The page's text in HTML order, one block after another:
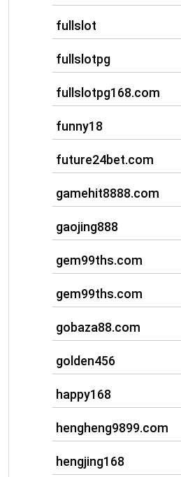
fullslot
fullslotpg
fullslotpg168.com
funny18
future24bet.com
gamehit8888.com
gaojing888
gem99ths.com
gem99ths.com
gobaza88.com
golden456
happy168
hengheng9899.com
hengjing168